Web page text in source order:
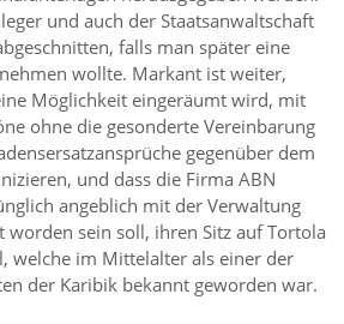
und auch der Staatsanwaltschaft
falls man später eine
wollte. Markant ist weiter,
Möglichkeit eingeräumt wird, mit
ohne die gesonderte Vereinbarung
gegenüber dem
und dass die Firma ABN
angeblich mit der Verwaltung
worden sein soll, ihren Sitz auf Tortola
welche im Mittelalter als einer der
der Karibik bekannt geworden war.